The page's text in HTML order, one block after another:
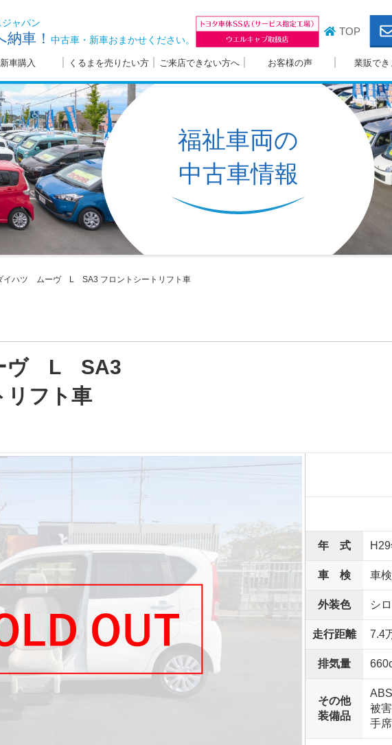
ャパン
納車！中古車・新車おまかせください。
TOP
新車購入 くるまを売りたい方 ご来店できない方へ お客様の声 業販でき
福祉車両の
中古車情報
イハツ ムーヴ L SA3 フロントシートリフト車
ヴ L SA3
リフト車
年 式
車 検 車
外装色 シロ
走行距離 7.4
排気量
その他
装備品
被
手